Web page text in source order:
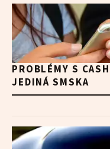
PROBLÉMY S
JEDINÁ SMSKA